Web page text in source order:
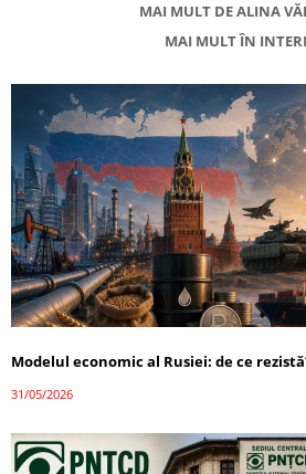
MAI MULT DE ALINA
MAI MULT ÎN
Modelul economic al Rusiei: de ce
31/05/2026